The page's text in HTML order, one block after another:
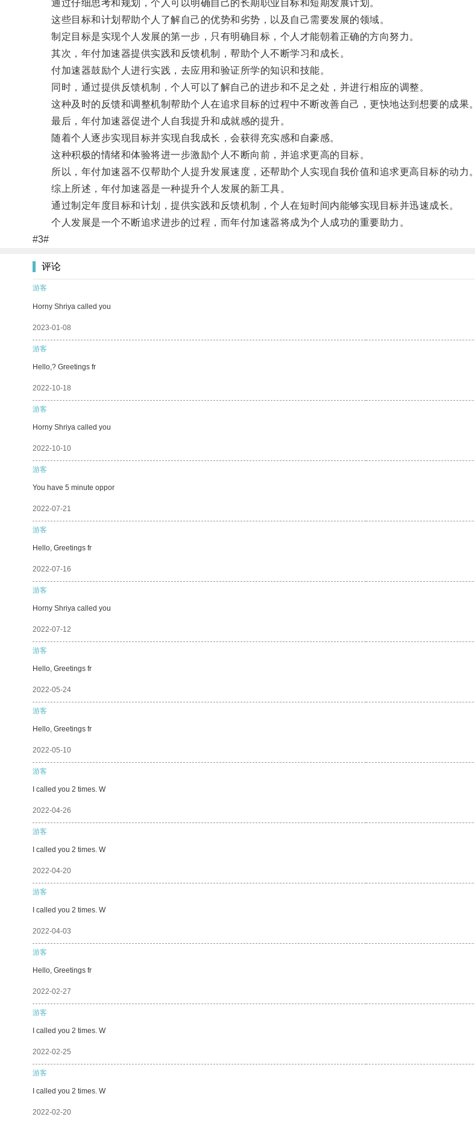
通过仔细思考和规划，个人可以明确自己的长期职业目标和短期发展计划。
这些目标和计划帮助个人了解自己的优势和劣势，以及自己需要发展的领域。
制定目标是实现个人发展的第一步，只有明确目标，个人才能朝着正确的方向努力。
其次，年付加速器提供实践和反馈机制，帮助个人不断学习和成长。
付加速器鼓励个人进行实践，去应用和验证所学的知识和技能。
同时，通过提供反馈机制，个人可以了解自己的进步和不足之处，并进行相应的调整。
这种及时的反馈和调整机制帮助个人在追求目标的过程中不断改善自己，更快地达到想要的成果。
最后，年付加速器促进个人自我提升和成就感的提升。
随着个人逐步实现目标并实现自我成长，会获得充实感和自豪感。
这种积极的情绪和体验将进一步激励个人不断向前，并追求更高的目标。
所以，年付加速器不仅帮助个人提升发展速度，还帮助个人实现自我价值和追求更高目标的动力。
综上所述，年付加速器是一种提升个人发展的新工具。
通过制定年度目标和计划，提供实践和反馈机制，个人在短时间内能够实现目标并迅速成长。
个人发展是一个不断追求进步的过程，而年付加速器将成为个人成功的重要助力。
#3#
评论
游客
Horny Shriya called you
2023-01-08
游客
Hello,? Greetings fr
2022-10-18
游客
Horny Shriya called you
2022-10-10
游客
You have 5 minute oppor
2022-07-21
游客
Hello, Greetings fr
2022-07-16
游客
Horny Shriya called you
2022-07-12
游客
Hello, Greetings fr
2022-05-24
游客
Hello, Greetings fr
2022-05-10
游客
I called you 2 times. W
2022-04-26
游客
I called you 2 times. W
2022-04-20
游客
I called you 2 times. W
2022-04-03
游客
Hello, Greetings fr
2022-02-27
游客
I called you 2 times. W
2022-02-25
游客
I called you 2 times. W
2022-02-20